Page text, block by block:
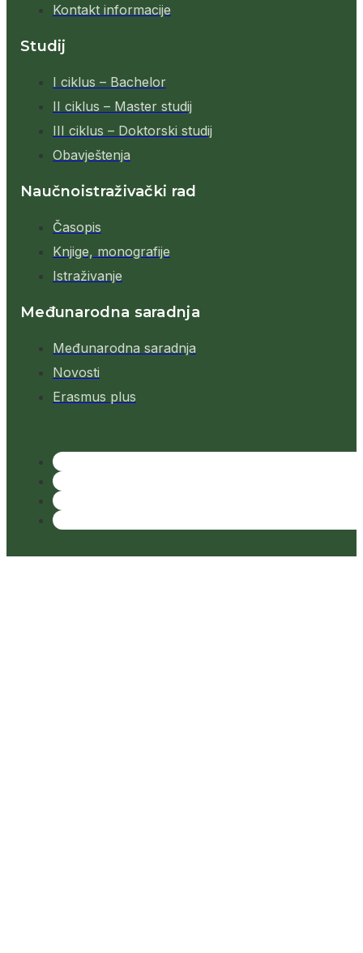
Kontakt informacije
Studij
I ciklus – Bachelor
II ciklus – Master studij
III ciklus – Doktorski studij
Obavještenja
Naučnoistraživački rad
Časopis
Knjige, monografije
Istraživanje
Međunarodna saradnja
Međunarodna saradnja
Novosti
Erasmus plus